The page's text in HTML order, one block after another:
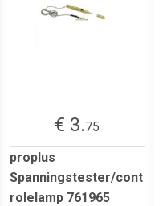
€ 3.75
proplus
Spanningstester/cont
rolelamp 761965